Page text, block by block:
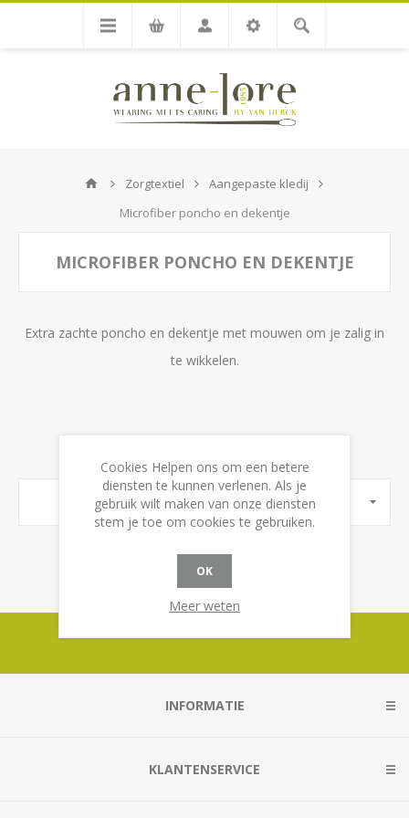
Zorgtextiel
Aangepaste kledij
Microfiber poncho en dekentje
MICROFIBER PONCHO EN DEKENTJE
Extra zachte poncho en dekentje met mouwen om je zalig in
te wikkelen.
MERKEN
INFORMATIE
KLANTENSERVICE
Cookies Helpen ons om een betere
diensten te kunnen verlenen. Als je
gebruik wilt maken van onze diensten
stem je toe om cookies te gebruiken.
OK
Meer weten